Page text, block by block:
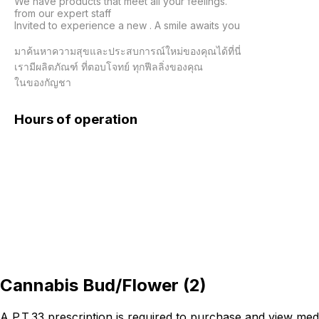
from our expert staff
Invited to experience a new . A smile awaits you
มาค้นหาความสุขและประสบการณ์ใหม่ของคุณได้ที่นี่
เรามีผลิตภัณฑ์ ที่ตอบโจทย์ ทุกฟีลลิ่งของคุณ
ในของกัญชา
Hours of operation
Cannabis Bud/Flower (2)